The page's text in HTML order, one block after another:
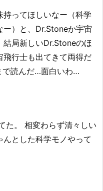
ってほしいなー（科学
）と、 Dr.Stoneか宇宙
結局新しいDr.Stoneのほ
飛行士も出てきて両得だ
で読んだ…面白いわ…
た。 相変わらず清々しい
とした科学モノやって